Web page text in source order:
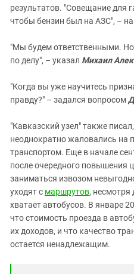
результатов. "Совещание для
чтобы бензин был на АЗС", –
"Мы будем ответственными.
по делу", – указал Михаил
"Когда вы уже научитесь
правду?" – задался вопросом
"Кавказский узел" также
неоднократно жаловались на
транспортом. Еще в начале
после очередного повышения
заниматься извозом
уходят с маршрутов, несмотря
хватает автобусов. В январе
что стоимость проезда в
их доходов, и что качество
остается ненадлежащим.